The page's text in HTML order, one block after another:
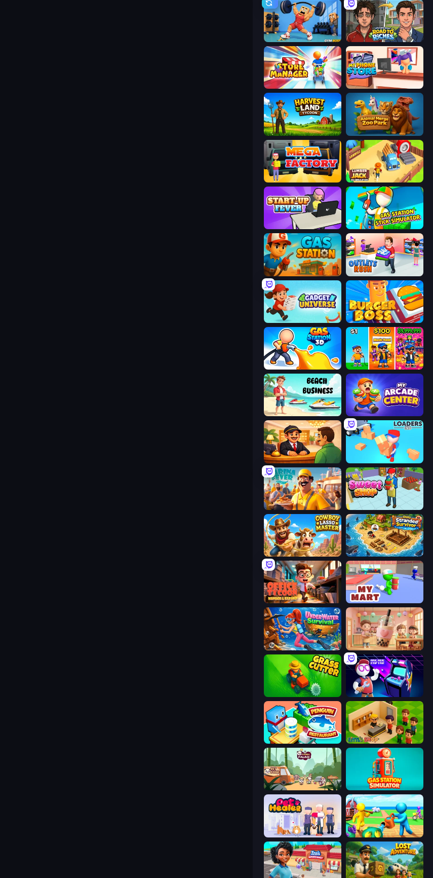
Gym Boss Life Simulator: Road to Riches
Store Manager My Phone Store
Harvest Land Tycoon Animal Merge Zoo Park
Mega Factory Lumberjack 3D Simulator
StartUp Fever Gas Station - Stick Simulator
Gas Station Outlets Rush
Gadget Universe Burger Boss
Gas Station 3D Music Band
Beach Business My Arcade Center
Marina Fever Tycoon Sweet Shop 3D
Cowboy Lasso Master Obby Stranded Survivor
Office Tycoon: Expand & Manage My Mart
Underwater Survival Boba Shop
Arcade Empire
Penguin Restaurant Little Shop
Panda Palace Gas Station Simulator
Pet Healer - Vet Hospital Farm Land